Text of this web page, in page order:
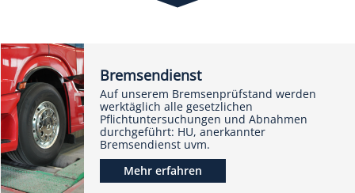
Bremsendienst
Auf unserem Bremsenprüfstand werden
werktäglich alle gesetzlichen
Pflichtuntersuchungen und Abnahmen
durchgeführt: HU, anerkannter
Bremsendienst uvm.
Mehr erfahren